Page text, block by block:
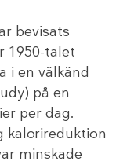
bevisats
1950-talet
i en välkänd
på en
per dag.
kalorireduktion
minskade